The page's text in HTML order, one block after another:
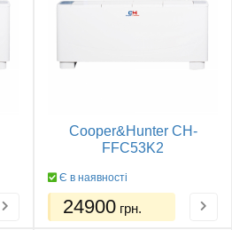
Cooper&Hunter CH-
FFC53K2
Є в наявності
24900 грн.